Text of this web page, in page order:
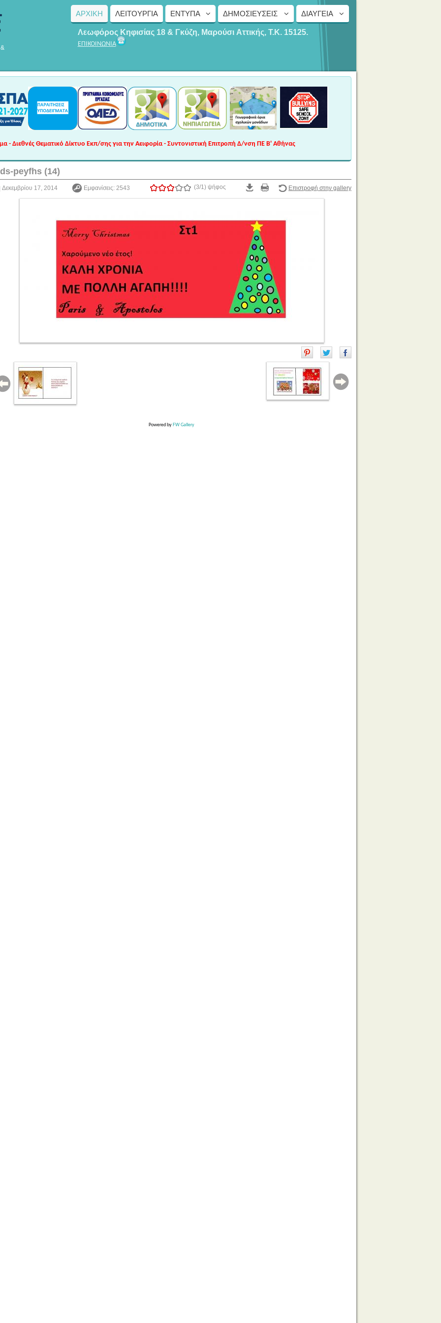
ΑΡΧΙΚΗ ΛΕΙΤΟΥΡΓΊΑ ΈΝΤΥΠΑ ΔΗΜΟΣΙΕΎΣΕΙΣ ΔΙΑΎΓΕΙΑ
Λεωφόρος Κηφισίας 18 & Γκύζη, Μαρούσι Αττικής, Τ.Κ. 15125.
ΕΠΙΚΟΙΝΩΝΙΑ
- Διεθνές Θεματικό Δίκτυο Εκπ/σης για την Αειφορία - Συντονιστική Επιτροπή Δ/νση ΠΕ Β' Αθήνας
peyfhs (14)
Δεκεμβρίου 17, 2014 Εμφανίσεις: 2543 (3/1)ψήφος Επιστροφή στην gallery
Powered by FW Gallery